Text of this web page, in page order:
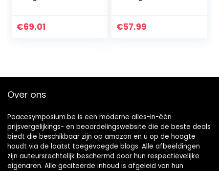
€69.01
Piano Zwart
€57.99
Over ons
Peacesymposium.be is een moderne alles-in-één
prijsvergelijkings- en beoordelingswebsite die de beste deals
biedt die beschikbaar zijn op amazon en u op de hoogte
houdt via de laatst toegevoegde blogs. Alle afbeeldingen
zijn auteursrechtelijk beschermd door hun respectievelijke
eigenaren. Alle geciteerde inhoud is afgeleid van hun